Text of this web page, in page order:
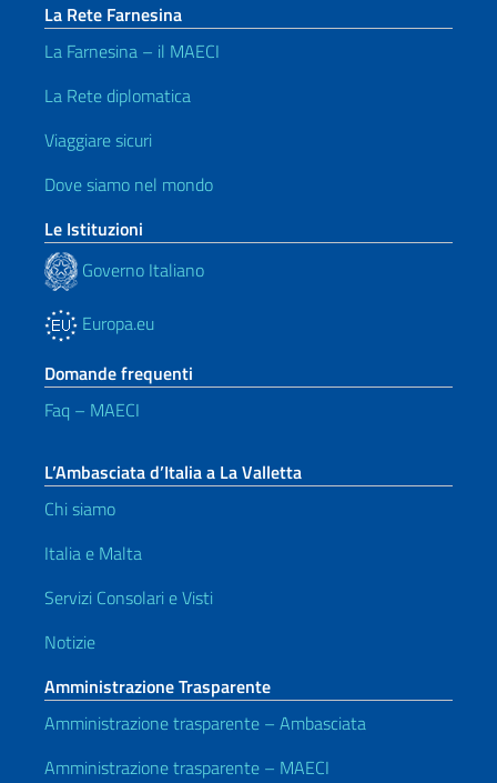
La Rete Farnesina
La Farnesina – il MAECI
La Rete diplomatica
Viaggiare sicuri
Dove siamo nel mondo
Le Istituzioni
Governo Italiano
Europa.eu
Domande frequenti
Faq – MAECI
L’Ambasciata d’Italia a La Valletta
Chi siamo
Italia e Malta
Servizi Consolari e Visti
Notizie
Amministrazione Trasparente
Amministrazione trasparente – Ambasciata
Amministrazione trasparente – MAECI